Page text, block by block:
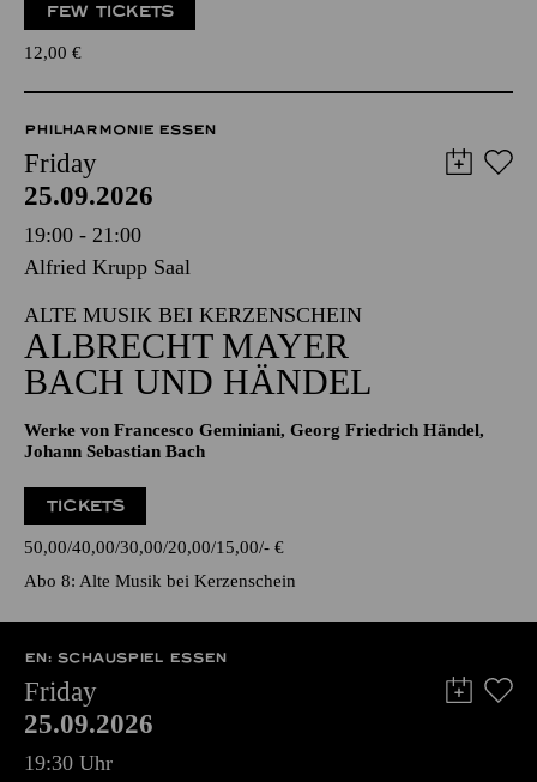
FEW TICKETS
12,00 €
PHILHARMONIE ESSEN
Friday
25.09.2026
19:00 - 21:00
Alfried Krupp Saal
ALTE MUSIK BEI KERZENSCHEIN
ALBRECHT MAYER
BACH UND HÄNDEL
Werke von Francesco Geminiani, Georg Friedrich Händel,
Johann Sebastian Bach
TICKETS
50,00 40,00 30,00 20,00 15,00 - €
Abo 8: Alte Musik bei Kerzenschein
EN: SCHAUSPIEL ESSEN
Friday
25.09.2026
19:30 Uhr